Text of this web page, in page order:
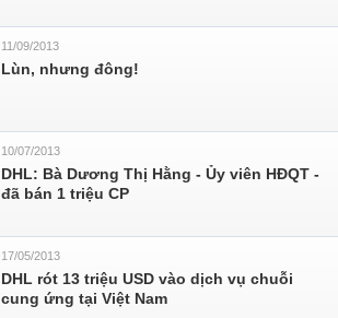
11/09/2013
Lùn, nhưng đông!
10/07/2013
DHL: Bà Dương Thị Hằng - Ủy viên HĐQT -
đã bán 1 triệu CP
17/05/2013
DHL rót 13 triệu USD vào dịch vụ chuỗi
cung ứng tại Việt Nam